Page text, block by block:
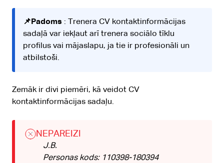
📌Padoms : Trenera CV kontaktinformācijas
sadaļā var iekļaut arī trenera sociālo tīklu
profilus vai mājaslapu, ja tie ir profesionāli un
atbilstoši.
Zemāk ir divi piemēri, kā veidot CV
kontaktinformācijas sadaļu.
NEPAREIZI
J.B.
Personas kods: 110398-180394